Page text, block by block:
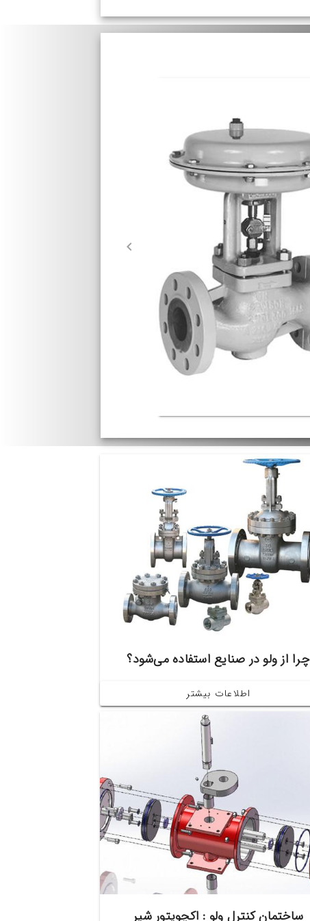
چرا از ولو در صنایع استفاده می‌شود؟
اطلاعات بیشتر
ساختمان کنترل ولو : اکچویتور شیر